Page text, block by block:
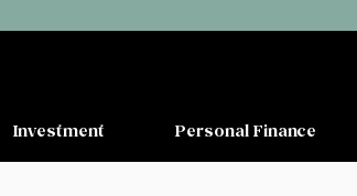
Investment Personal Finance